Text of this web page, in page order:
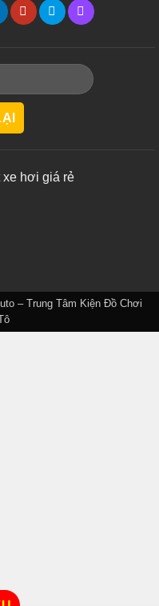
xe hơi giá rẻ
– Trung Tâm Kiện Đồ Chơi